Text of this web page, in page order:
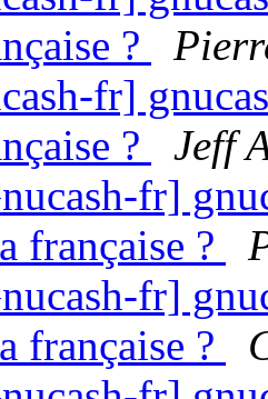
?
fr]
?
Jeff
fr]
française ?
fr]
française ?